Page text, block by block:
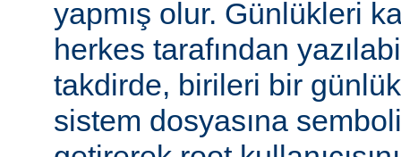
yapmış olur. Günlükleri
herkes tarafından
takdirde, birileri bir günlük
sistem dosyasına